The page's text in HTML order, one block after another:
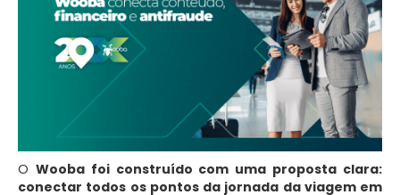
O Wooba foi construído com uma proposta clara:
conectar todos os pontos da jornada da viagem em